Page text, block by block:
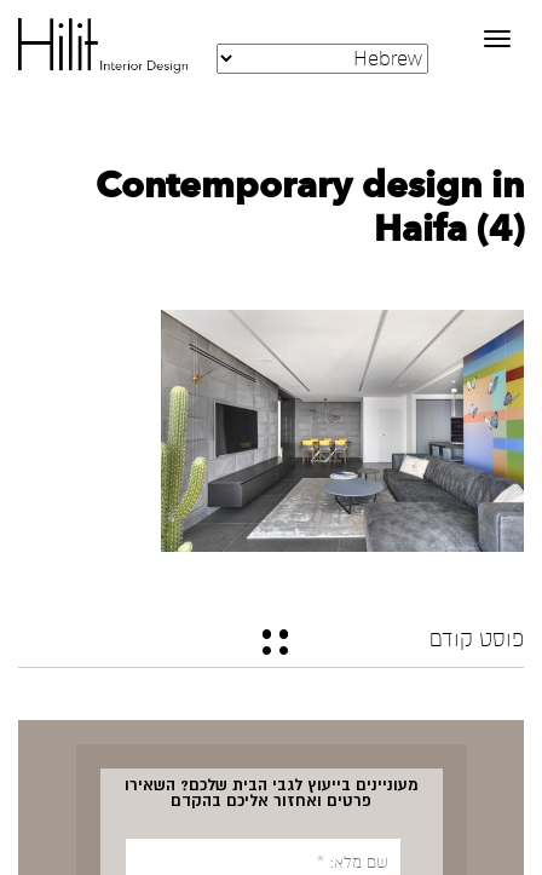
Toggle
navigation
Contemporary design in
Haifa (4)
פוסט קודם
מעוניינים בייעוץ לגבי הבית שלכם? השאירו
פרטים ואחזור אליכם בהקדם